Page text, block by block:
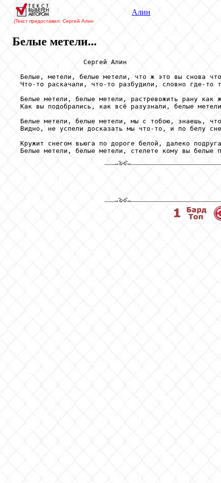
(Текст предоставил: Сергей Алин
Алин
Белые метели...
                  Сергей Алин
Белые, метели, белые метели, что ж это вы снова
Что-то раскачали, что-то разбудили, словно где-то
Белые метели, белые метели, растревожить рану как
Как вы подобрались, как всё разузнали, белые
Белые метели, белые метели, мы с тобою, знаешь,
Видно, не успели досказать мы что-то, и по белу
Кружит снегом вьюга по дороге белой, далеко
Белые метели, белые метели, стелете кому вы